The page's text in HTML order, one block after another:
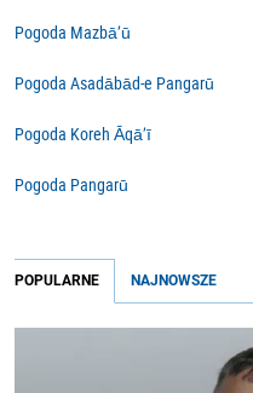
Pogoda Mazbā’ū
Pogoda Asadābād-e Pangarū
Pogoda Koreh Āqā’ī
Pogoda Pangarū
POPULARNE NAJNOWSZE